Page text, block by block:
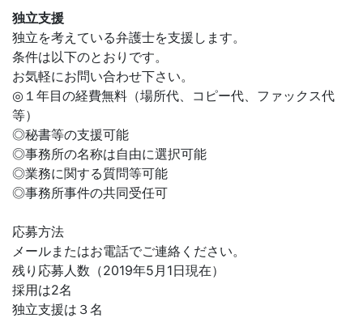
独立支援
独立を考えている弁護士を支援します。
条件は以下のとおりです。
お気軽にお問い合わせ下さい。
◎１年目の経費無料（場所代、コピー代、ファックス代
等）
◎秘書等の支援可能
◎事務所の名称は自由に選択可能
◎業務に関する質問等可能
◎事務所事件の共同受任可
応募方法
メールまたはお電話でご連絡ください。
残り応募人数（2019年5月1日現在）
採用は2名
独立支援は３名